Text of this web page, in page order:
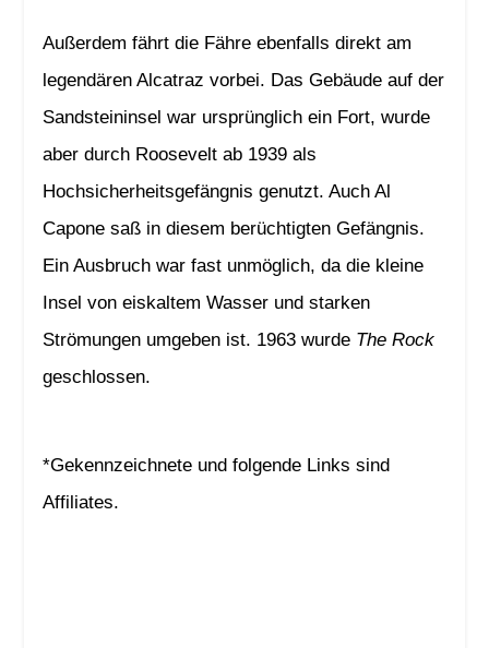
Außerdem fährt die Fähre ebenfalls direkt am
legendären Alcatraz vorbei. Das Gebäude auf der
Sandsteininsel war ursprünglich ein Fort, wurde
aber durch Roosevelt ab 1939 als
Hochsicherheitsgefängnis genutzt. Auch Al
Capone saß in diesem berüchtigten Gefängnis.
Ein Ausbruch war fast unmöglich, da die kleine
Insel von eiskaltem Wasser und starken
Strömungen umgeben ist. 1963 wurde The Rock
geschlossen.
*Gekennzeichnete und folgende Links sind
Affiliates.